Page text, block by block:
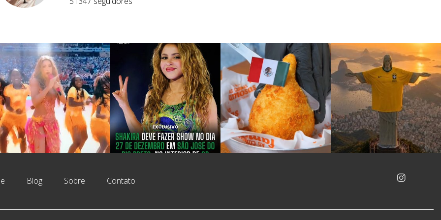
Blog Sobre Contato